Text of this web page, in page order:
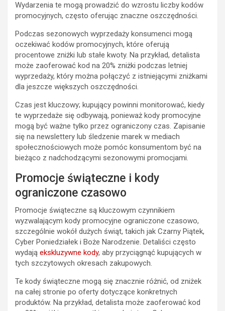
Wydarzenia te mogą prowadzić do wzrostu liczby kodów
promocyjnych, często oferując znaczne oszczędności.
Podczas sezonowych wyprzedaży konsumenci mogą
oczekiwać kodów promocyjnych, które oferują
procentowe zniżki lub stałe kwoty. Na przykład, detalista
może zaoferować kod na 20% zniżki podczas letniej
wyprzedaży, który można połączyć z istniejącymi zniżkami
dla jeszcze większych oszczędności.
Czas jest kluczowy; kupujący powinni monitorować, kiedy
te wyprzedaże się odbywają, ponieważ kody promocyjne
mogą być ważne tylko przez ograniczony czas. Zapisanie
się na newslettery lub śledzenie marek w mediach
społecznościowych może pomóc konsumentom być na
bieżąco z nadchodzącymi sezonowymi promocjami.
Promocje świąteczne i kody
ograniczone czasowo
Promocje świąteczne są kluczowym czynnikiem
wyzwalającym kody promocyjne ograniczone czasowo,
szczególnie wokół dużych świąt, takich jak Czarny Piątek,
Cyber Poniedziałek i Boże Narodzenie. Detaliści często
wydają ekskluzywne kody, aby przyciągnąć kupujących w
tych szczytowych okresach zakupowych.
Te kody świąteczne mogą się znacznie różnić, od zniżek
na całej stronie po oferty dotyczące konkretnych
produktów. Na przykład, detalista może zaoferować kod